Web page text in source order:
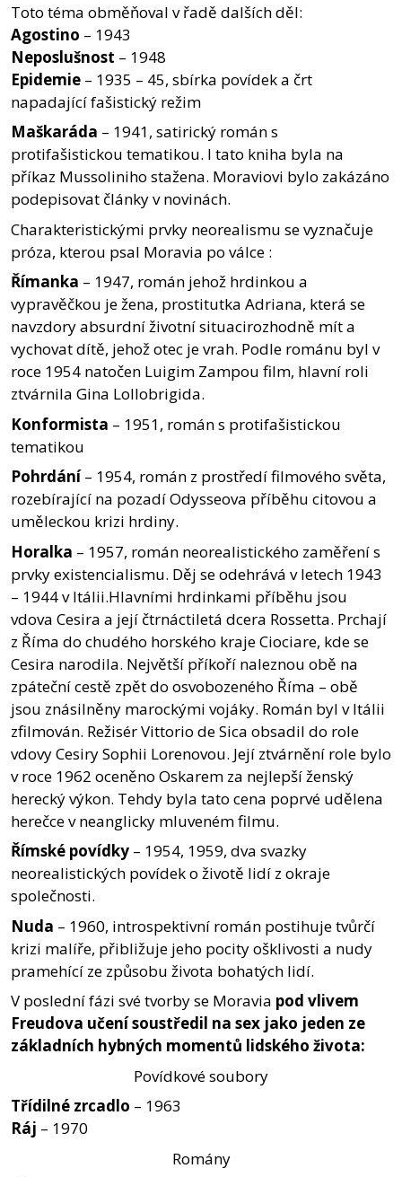
Toto téma obměňoval v řadě dalších děl:
Agostino – 1943
Neposlušnost – 1948
Epidemie – 1935 – 45, sbírka povídek a črt
napadající fašistický režim
Maškaráda – 1941, satirický román s
protifašistickou tematikou. I tato kniha byla na
příkaz Mussoliniho stažena. Moraviovi bylo zakázáno
podepisovat články v novinách.
Charakteristickými prvky neorealismu se vyznačuje
próza, kterou psal Moravia po válce :
Římanka – 1947, román jehož hrdinkou a
vypravěčkou je žena, prostitutka Adriana, která se
navzdory absurdní životní situacirozhodně mít a
vychovat dítě, jehož otec je vrah. Podle románu byl v
roce 1954 natočen Luigim Zampou film, hlavní roli
ztvárnila Gina Lollobrigida.
Konformista – 1951, román s protifašistickou
tematikou
Pohrdání– 1954, román z prostředí filmového světa,
rozebírající na pozadí Odysseova příběhu citovou a
uměleckou krizi hrdiny.
Horalka – 1957, román neorealistického zaměření s
prvky existencialismu. Děj se odehrává v letech 1943
– 1944 v Itálii.Hlavními hrdinkami příběhu jsou
vdova Cesira a její čtrnáctiletá dcera Rossetta. Prchají
z Říma do chudého horského kraje Ciociare, kde se
Cesira narodila. Největší příkoří naleznou obě na
zpáteční cestě zpět do osvobozeného Říma – obě
jsou znásilněny marockými vojáky. Román byl v Itálii
zfilmován. Režisér Vittorio de Sica obsadil do role
vdovy Cesiry Sophii Lorenovou. Její ztvárnění role bylo
v roce 1962 oceněno Oskarem za nejlepší ženský
herecký výkon. Tehdy byla tato cena poprvé udělena
herečce v neanglicky mluveném filmu.
Římské povídky – 1954, 1959, dva svazky
neorealistických povídek o životě lidí z okraje
společnosti.
Nuda – 1960, introspektivní román postihuje tvůrčí
krizi malíře, přibližuje jeho pocity ošklivosti a nudy
pramehící ze způsobu života bohatých lidí.
V poslední fázi své tvorby se Moravia pod vlivem
Freudova učení soustředil na sex jako jeden ze
základních hybných momentů lidského života:
Povídkové soubory
Třídilné zrcadlo – 1963
Ráj – 1970
Romány